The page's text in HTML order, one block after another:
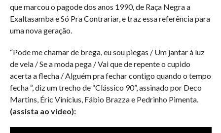
que marcou o pagode dos anos 1990, de Raça Negra a
Exaltasamba e Só Pra Contrariar, e traz essa referência para
uma nova geração.
“Pode me chamar de brega, eu sou piegas / Um jantar à luz
de vela / Se a moda pega / Vai que de repente o cupido
acerta a flecha / Alguém pra fechar contigo quando o tempo
fecha “, diz um trecho de “Clássico 90”, assinado por Deco
Martins, Éric Vinícius, Fábio Brazza e Pedrinho Pimenta.
(assista ao vídeo):